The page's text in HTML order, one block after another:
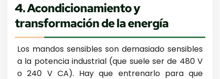
4. Acondicionamiento y
transformación de la energía
Los mandos sensibles son demasiado sensibles
a la potencia industrial (que suele ser de 480 V
o 240 V CA). Hay que entrenarlo para que